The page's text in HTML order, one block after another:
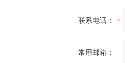
联系电话：
常用邮箱：